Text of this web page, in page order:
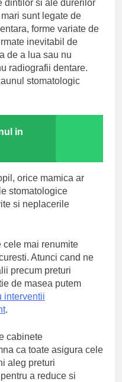
dintilor si ale durerilor
sunt legate de
forme variate de
inevitabil de
de a lua sau nu
radiografii dentare.
stomatologic
in
orice mamica ar
stomatologice
si neplacerile
cele mai renumite
Atunci cand ne
precum preturi
de masea putem
interventii
.
cabinete
ca toate asigura cele
aleg preturi
a reduce si